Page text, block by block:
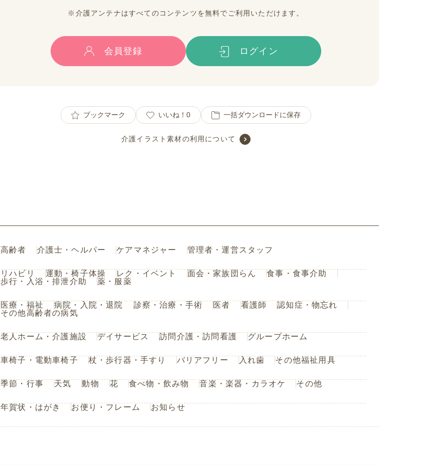
※介護アンテナはすべてのコンテンツを無料でご利用いただけます。
会員登録 ログイン
ブックマーク いいね！ 0 一括ダウンロードに保存
介護イラスト素材の利用について
高齢者 介護士・ヘルパー ケアマネジャー 管理者・運営スタッフ
リハビリ 運動・椅子体操 レク・イベント 面会・家族団らん
食事・食事介助
歩行・入浴・排泄介助
薬・服薬
医療・福祉 病院・入院・退院 診察・治療・手術 医者 看護師
認知症・物忘れ
その他高齢者の病気
老人ホーム・介護施設 デイサービス 訪問介護・訪問看護 グループホーム
車椅子・電動車椅子 杖・歩行器・手すり バリアフリー 入れ歯 その他福祉用具
季節・行事 天気 動物 花 食べ物・飲み物 音楽・楽器・カラオケ その他
年賀状・はがき お便り・フレーム お知らせ